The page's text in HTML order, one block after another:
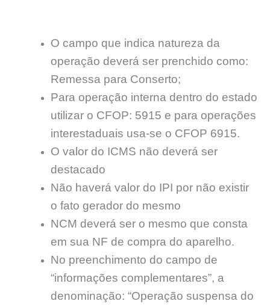
O campo que indica natureza da
operação deverá ser prenchido como:
Remessa para Conserto;
Para operação interna dentro do estado
utilizar o CFOP: 5915 e para operações
interestaduais usa-se o CFOP 6915.
O valor do ICMS não deverá ser
destacado
Não haverá valor do IPI por não existir
o fato gerador do mesmo
NCM deverá ser o mesmo que consta
em sua NF de compra do aparelho.
No preenchimento do campo de
“informações complementares”, a
denominação: “Operação suspensa do